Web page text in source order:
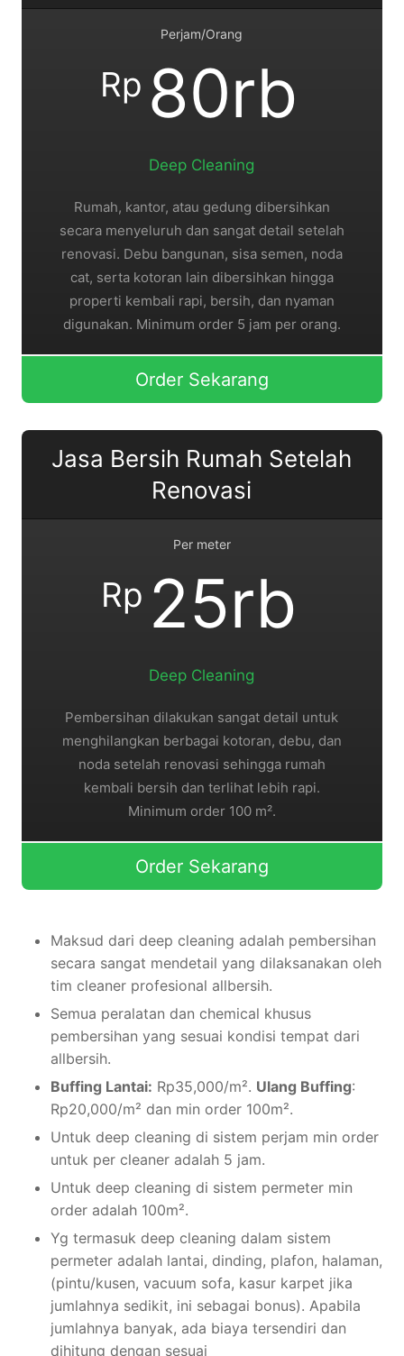
Perjam/Orang
Rp 80rb
Deep Cleaning
Rumah, kantor, atau gedung dibersihkan
secara menyeluruh dan sangat detail setelah
renovasi. Debu bangunan, sisa semen, noda
cat, serta kotoran lain dibersihkan hingga
properti kembali rapi, bersih, dan nyaman
digunakan. Minimum order 5 jam per orang.
Order Sekarang
Jasa Bersih Rumah Setelah
Renovasi
Per meter
Rp 25rb
Deep Cleaning
Pembersihan dilakukan sangat detail untuk
menghilangkan berbagai kotoran, debu, dan
noda setelah renovasi sehingga rumah
kembali bersih dan terlihat lebih rapi.
Minimum order 100 m².
Order Sekarang
Maksud dari deep cleaning adalah pembersihan
secara sangat mendetail yang dilaksanakan oleh
tim cleaner profesional allbersih.
Semua peralatan dan chemical khusus
pembersihan yang sesuai kondisi tempat dari
allbersih.
Buffing Lantai: Rp35,000/m². Ulang Buffing:
Rp20,000/m² dan min order 100m².
Untuk deep cleaning di sistem perjam min order
untuk per cleaner adalah 5 jam.
Untuk deep cleaning di sistem permeter min
order adalah 100m².
Yg termasuk deep cleaning dalam sistem
permeter adalah lantai, dinding, plafon, halaman,
(pintu/kusen, vacuum sofa, kasur karpet jika
jumlahnya sedikit, ini sebagai bonus). Apabila
jumlahnya banyak, ada biaya tersendiri dan
dihitung dengan sesuai